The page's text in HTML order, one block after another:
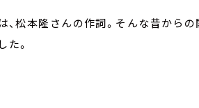
、松本隆さんの作詞。そんな昔から
た。